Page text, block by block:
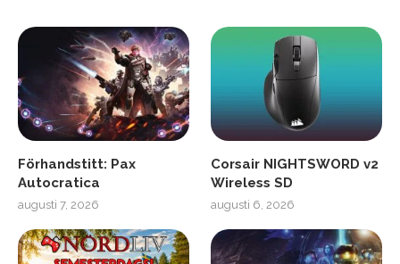
Förhandstitt: Pax
Autocratica
augusti 7, 2026
Corsair NIGHTSWORD v2
Wireless SD
augusti 6, 2026